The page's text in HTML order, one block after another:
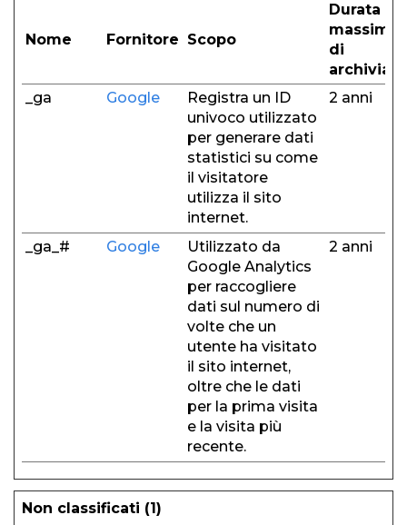
Nome Fornitore Scopo
Durata
massima
di
_ga
Google
Registra un ID
univoco utilizzato
per generare dati
statistici su come
il visitatore
utilizza il sito
internet.
2 anni
_ga_# Google
Utilizzato da
Google Analytics
per raccogliere
dati sul numero di
volte che un
utente ha visitato
il sito internet,
oltre che le dati
per la prima visita
e la visita più
recente.
2 anni
Non classificati (1)